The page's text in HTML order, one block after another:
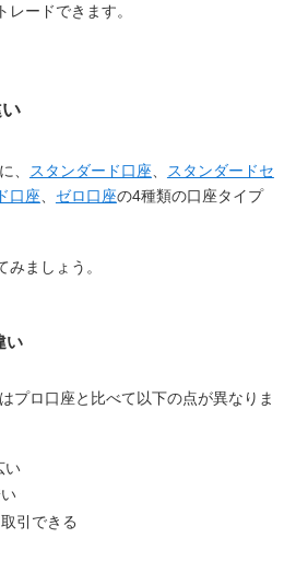
レードできます。
、 スタンダード口座、 スタンダードセ
口座、 ゼロ口座の4種類の口座タイプ
ましょう。
い
はプロ口座と比べて以下の点が異なりま
い
引できる